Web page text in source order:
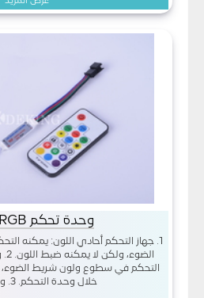
وحدة تحكم RGB صغيرة
1. جهاز التحكم أحادي اللون: يمكنه
خلال وحدة التحكم. 3. وحدة تحكم